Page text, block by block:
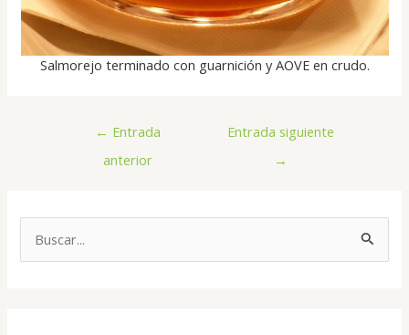
Salmorejo terminado con guarnición y AOVE en crudo.
← Entrada
anterior
Entrada siguiente
→